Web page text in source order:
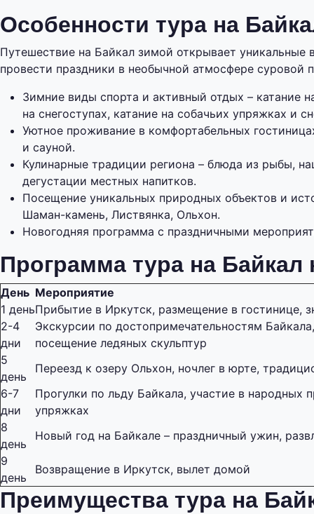
Особенности тура на
Путешествие на Байкал зимой открывает
провести праздники в необычной атмосфере суровой
Зимние виды спорта и активный отдых – катание
на снегоступах, катание на собачьих упряжках и
Уютное проживание в комфортабельных
и сауной.
Кулинарные традиции региона – блюда из рыбы,
дегустации местных напитков.
Посещение уникальных природных объектов и
Шаман-камень, Листвянка, Ольхон.
Новогодняя программа с праздничными
Программа тура на
День Мероприятие
1 деньПрибытие в Иркутск, размещение в гостинице,
2-4
дни
Экскурсии по достопримечательностям
посещение ледяных скульптур
5
день
Переезд к озеру Ольхон, ночлег в юрте,
6-7
дни
Прогулки по льду Байкала, участие в народных
упряжках
8
день
Новый год на Байкале – праздничный ужин,
9
день
Возвращение в Иркутск, вылет домой
Преимущества тура на